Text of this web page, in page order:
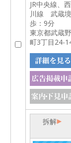
JR中央線、
川線 武蔵
歩：9分
東京都武蔵
町3丁目24-
拆解